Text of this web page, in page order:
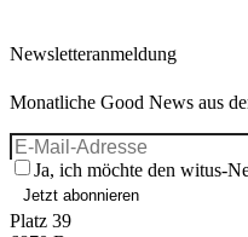
Newsletteranmeldung
Monatliche Good News aus
Ja, ich möchte den witus-
Jetzt abonnieren
Platz 39